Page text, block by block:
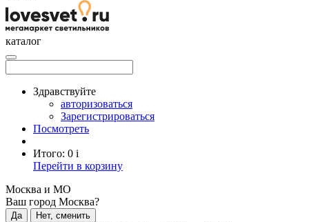
каталог
Здравствуйте
авторизоваться
Зарегистрироваться
Посмотреть
Итого: 0 i
Перейти в корзину
Москва и МО
Ваш город Москва?
Да Нет, сменить